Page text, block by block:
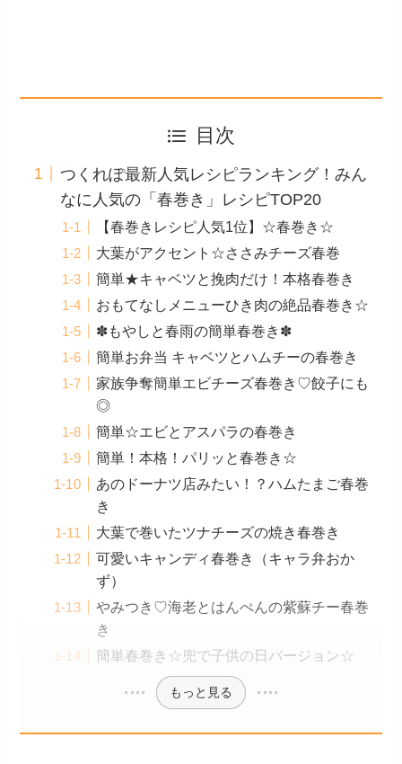
目次
つくれぽ最新人気レシピランキング！みん
なに人気の「春巻き」レシピTOP20
【春巻きレシピ人気1位】☆春巻き☆
大葉がアクセント☆ささみチーズ春巻
簡単★キャベツと挽肉だけ！本格春巻き
おもてなしメニューひき肉の絶品春巻き☆
✽もやしと春雨の簡単春巻き✽
簡単お弁当 キャベツとハムチーの春巻き
家族争奪簡単エビチーズ春巻き♡餃子にも
◎
簡単☆エビとアスパラの春巻き
簡単！本格！パリッと春巻き☆
あのドーナツ店みたい！？ハムたまご春巻
き
大葉で巻いたツナチーズの焼き春巻き
可愛いキャンディ春巻き（キャラ弁おか
ず）
やみつき♡海老とはんぺんの紫蘇チー春巻
き
簡単春巻き☆兜で子供の日バージョン☆
もっと見る